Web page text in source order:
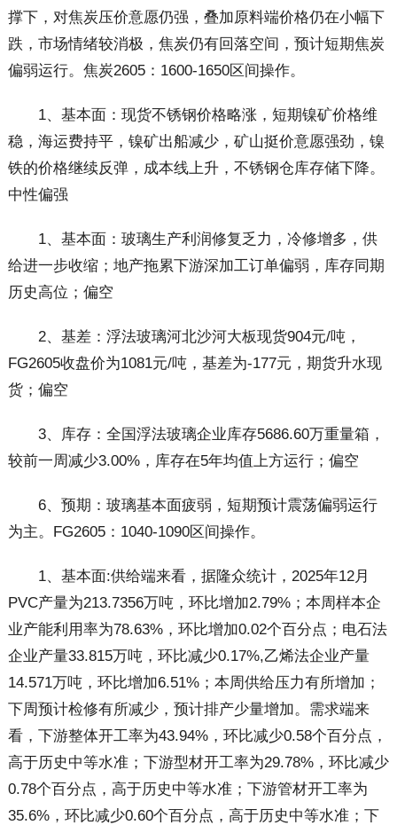
撑下，对焦炭压价意愿仍强，叠加原料端价格仍在小幅下
跌，市场情绪较消极，焦炭仍有回落空间，预计短期焦炭
偏弱运行。焦炭2605：1600-1650区间操作。
1、基本面：现货不锈钢价格略涨，短期镍矿价格维
稳，海运费持平，镍矿出船减少，矿山挺价意愿强劲，镍
铁的价格继续反弹，成本线上升，不锈钢仓库存储下降。
中性偏强
1、基本面：玻璃生产利润修复乏力，冷修增多，供
给进一步收缩；地产拖累下游深加工订单偏弱，库存同期
历史高位；偏空
2、基差：浮法玻璃河北沙河大板现货904元/吨，
FG2605收盘价为1081元/吨，基差为-177元，期货升水现
货；偏空
3、库存：全国浮法玻璃企业库存5686.60万重量箱，
较前一周减少3.00%，库存在5年均值上方运行；偏空
6、预期：玻璃基本面疲弱，短期预计震荡偏弱运行
为主。FG2605：1040-1090区间操作。
1、基本面:供给端来看，据隆众统计，2025年12月
PVC产量为213.7356万吨，环比增加2.79%；本周样本企
业产能利用率为78.63%，环比增加0.02个百分点；电石法
企业产量33.815万吨，环比减少0.17%,乙烯法企业产量
14.571万吨，环比增加6.51%；本周供给压力有所增加；
下周预计检修有所减少，预计排产少量增加。需求端来
看，下游整体开工率为43.94%，环比减少0.58个百分点，
高于历史中等水准；下游型材开工率为29.78%，环比减少
0.78个百分点，高于历史中等水准；下游管材开工率为
35.6%，环比减少0.60个百分点，高于历史中等水准；下